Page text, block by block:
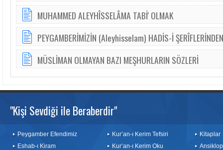
MUHAMMED ALEYHÎSSELÂMA TABİ' OLMAK
PEYGAMBERİMİZİN (Aleyhisselam) HADİS-İ
MÜSLİMAN OLMAYAN BAZI MEŞHURLARIN SÖZLERİ
"Kişi Sevdiği ile Beraberdir"
Peygamber Efendimiz
Eshab-ı Kiram
Kur’an-ı Kerim Tefsiri
Kur’an-ı Kerim Oku
Kitaplar